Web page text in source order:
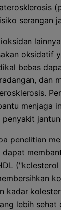
serangan
oksidatif
bebas
dan
menjaga
penelitian
dapat
("kolesterol
kadar
lebih sehat